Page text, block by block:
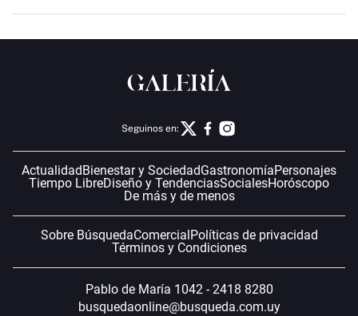
Seguinos en:
Actualidad Bienestar y SociedadGastronomíaPersonajes
Tiempo LibreDiseño y TendenciasSocialesHoróscopo
De más y de menos
Sobre BúsquedaComercial Políticas de privacidad
Términos y Condiciones
Pablo de María 1042 - 2418 8280
busquedaonline@busqueda.com.uy